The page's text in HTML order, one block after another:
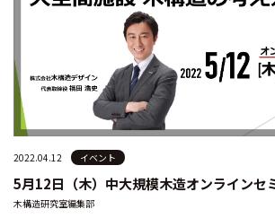
2022.04.12 イベント
5月12日（木）中大規模木造オンラインセ
木構造研究室編集部